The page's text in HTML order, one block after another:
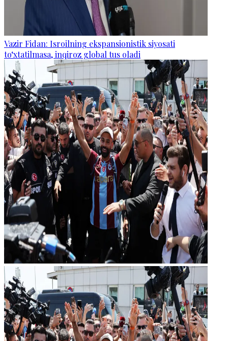
Vazir Fidan: Isroilning ekspansionistik siyosati
to‘xtatilmasa, inqiroz global tus oladi